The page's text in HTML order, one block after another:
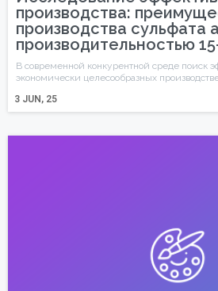
производства:
производства сульфата
производительностью
3 JUN, 25
В современной конкурентной среде поиск
экономически целесообразных